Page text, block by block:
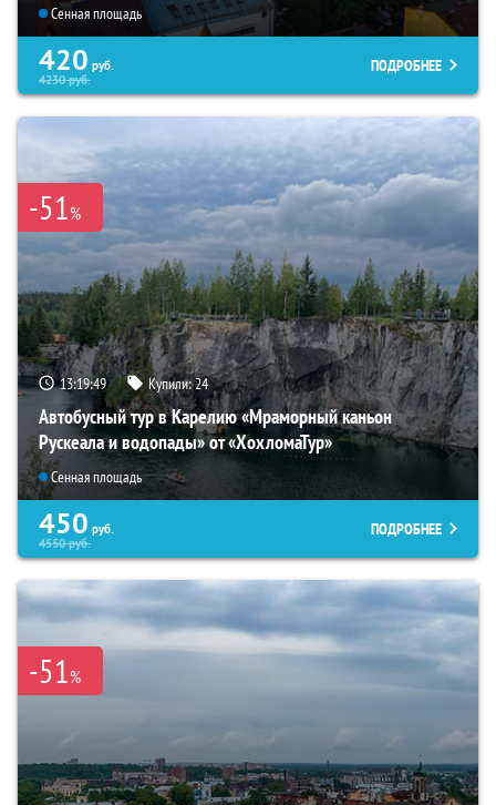
Сенная площадь
420 руб.
4230руб.
ПОДРОБНЕЕ
-51%
13:19:47 Купили:24
Автобусный тур в Карелию «Мраморный каньон
Рускеала и водопады» от «ХохломаТур»
Сенная площадь
450 руб.
4550руб.
ПОДРОБНЕЕ
-51%